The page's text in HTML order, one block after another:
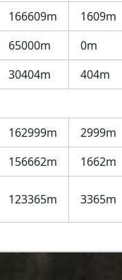
166609m
1609m
65000m
0m
30404m
404m
162999m
2999m
156662m 1662m
123365m 3365m